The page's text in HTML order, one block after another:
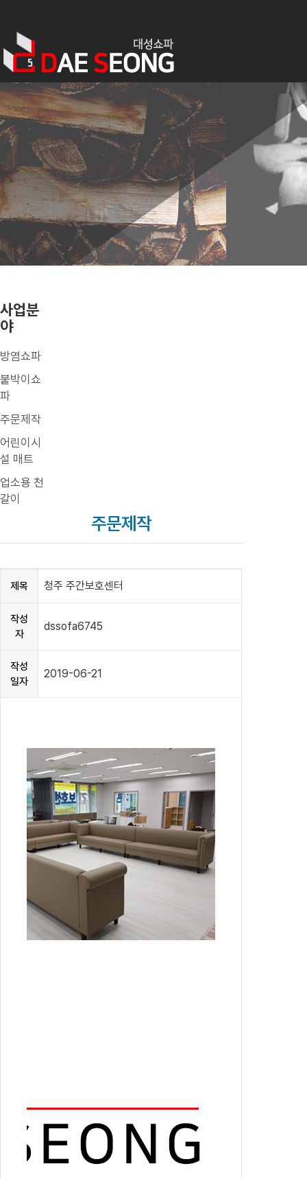
사업분
야
방염쇼파
붙박이쇼
파
주문제작
어린이시
설 매트
업소용 천
갈이
주문제작
제목 청주 주간보호센터
작성
자
dssofa6745
작성
일자
2019-06-21